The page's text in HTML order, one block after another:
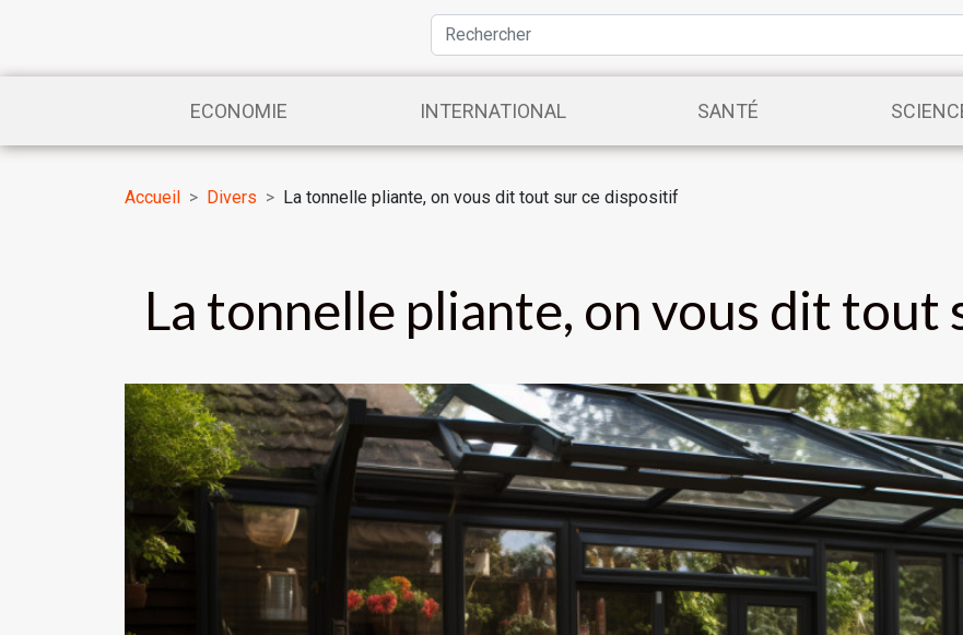
ECONOMIE INTERNATIONAL SANTÉ
Accueil Divers La tonnelle pliante, on vous dit tout sur ce dispositif
La tonnelle pliante, on vous dit tout